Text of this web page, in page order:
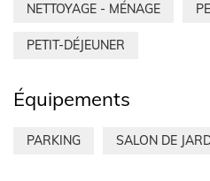
NETTOYAGE - MÉNAGE
PETIT-DÉJEUNER
Équipements
PARKING SALON DE